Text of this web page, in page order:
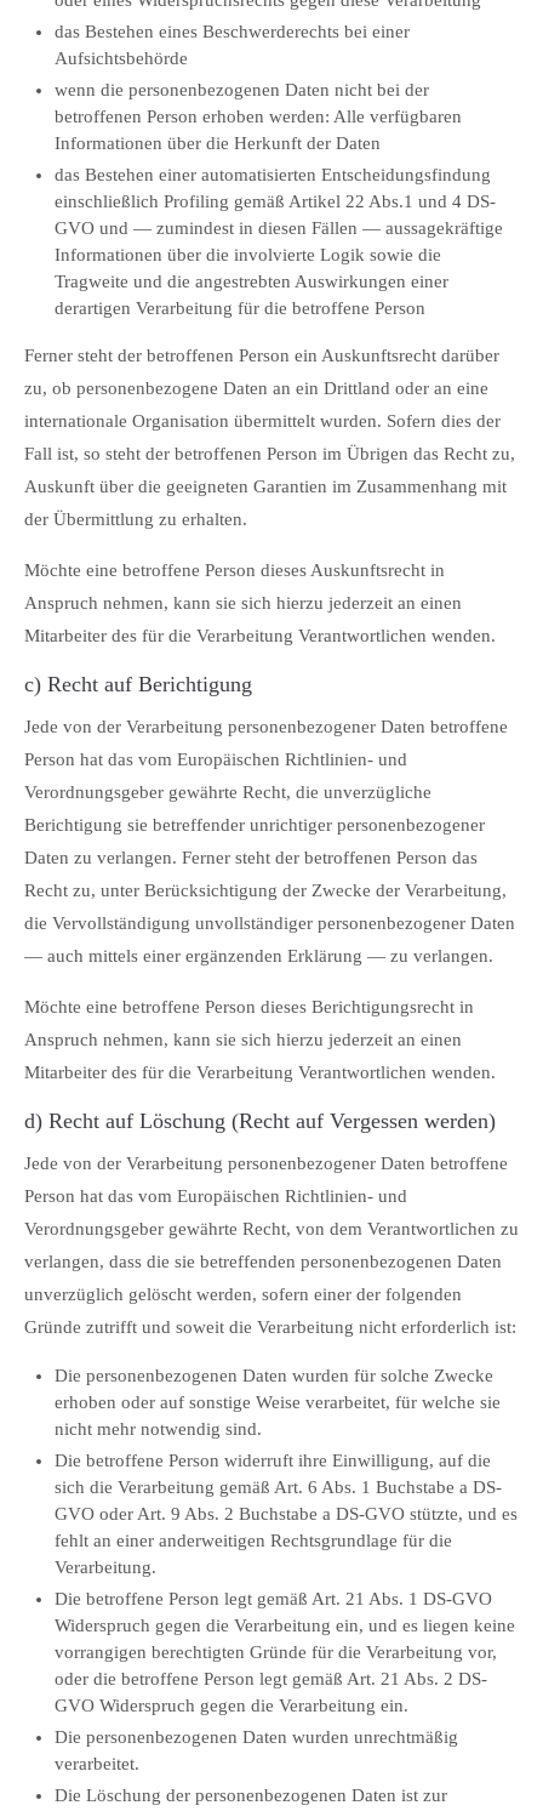
das Bestehen eines Beschwerderechts bei einer
Aufsichtsbehörde
wenn die personenbezogenen Daten nicht bei der
betroffenen Person erhoben werden: Alle verfügbaren
Informationen über die Herkunft der Daten
das Bestehen einer automatisierten Entscheidungsfindung
einschließlich Profiling gemäß Artikel 22 Abs.1 und 4 DS-
GVO und — zumindest in diesen Fällen — aussagekräftige
Informationen über die involvierte Logik sowie die
Tragweite und die angestrebten Auswirkungen einer
derartigen Verarbeitung für die betroffene Person
Ferner steht der betroffenen Person ein Auskunftsrecht darüber
zu, ob personenbezogene Daten an ein Drittland oder an eine
internationale Organisation übermittelt wurden. Sofern dies der
Fall ist, so steht der betroffenen Person im Übrigen das Recht zu,
Auskunft über die geeigneten Garantien im Zusammenhang mit
der Übermittlung zu erhalten.
Möchte eine betroffene Person dieses Auskunftsrecht in
Anspruch nehmen, kann sie sich hierzu jederzeit an einen
Mitarbeiter des für die Verarbeitung Verantwortlichen wenden.
c) Recht auf Berichtigung
Jede von der Verarbeitung personenbezogener Daten betroffene
Person hat das vom Europäischen Richtlinien- und
Verordnungsgeber gewährte Recht, die unverzügliche
Berichtigung sie betreffender unrichtiger personenbezogener
Daten zu verlangen. Ferner steht der betroffenen Person das
Recht zu, unter Berücksichtigung der Zwecke der Verarbeitung,
die Vervollständigung unvollständiger personenbezogener Daten
— auch mittels einer ergänzenden Erklärung — zu verlangen.
Möchte eine betroffene Person dieses Berichtigungsrecht in
Anspruch nehmen, kann sie sich hierzu jederzeit an einen
Mitarbeiter des für die Verarbeitung Verantwortlichen wenden.
d) Recht auf Löschung (Recht auf Vergessen werden)
Jede von der Verarbeitung personenbezogener Daten betroffene
Person hat das vom Europäischen Richtlinien- und
Verordnungsgeber gewährte Recht, von dem Verantwortlichen zu
verlangen, dass die sie betreffenden personenbezogenen Daten
unverzüglich gelöscht werden, sofern einer der folgenden
Gründe zutrifft und soweit die Verarbeitung nicht erforderlich ist:
Die personenbezogenen Daten wurden für solche Zwecke
erhoben oder auf sonstige Weise verarbeitet, für welche sie
nicht mehr notwendig sind.
Die betroffene Person widerruft ihre Einwilligung, auf die
sich die Verarbeitung gemäß Art. 6 Abs. 1 Buchstabe a DS-
GVO oder Art. 9 Abs. 2 Buchstabe a DS-GVO stützte, und es
fehlt an einer anderweitigen Rechtsgrundlage für die
Verarbeitung.
Die betroffene Person legt gemäß Art. 21 Abs. 1 DS-GVO
Widerspruch gegen die Verarbeitung ein, und es liegen keine
vorrangigen berechtigten Gründe für die Verarbeitung vor,
oder die betroffene Person legt gemäß Art. 21 Abs. 2 DS-
GVO Widerspruch gegen die Verarbeitung ein.
Die personenbezogenen Daten wurden unrechtmäßig
verarbeitet.
Die Löschung der personenbezogenen Daten ist zur